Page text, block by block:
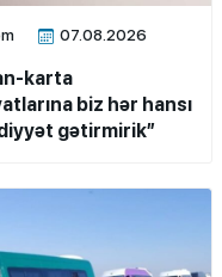
07.08.2026
karta
biz hər hansı
gətirmirik”